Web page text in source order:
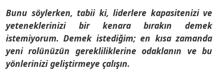
Bunu söylerken, tabii ki, liderlere kapasitenizi ve
yeteneklerinizi bir kenara bırakın demek
istemiyorum. Demek istediğim; en kısa zamanda
yeni rolünüzün gerekliliklerine odaklanın ve bu
yönlerinizi geliştirmeye çalışın.